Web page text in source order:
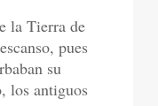
la Tierra de
pues
su
los antiguos